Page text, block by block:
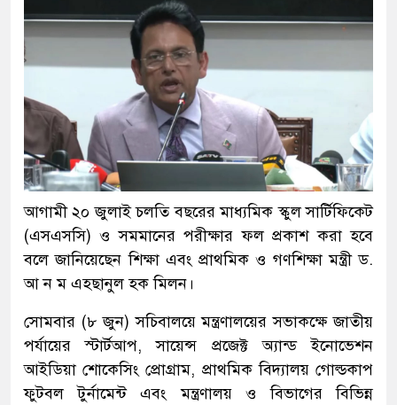
আগামী ২০ জুলাই চলতি বছরের মাধ্যমিক স্কুল সার্টিফিকেট
(এসএসসি) ও সমমানের পরীক্ষার ফল প্রকাশ করা হবে
বলে জানিয়েছেন শিক্ষা এবং প্রাথমিক ও গণশিক্ষা মন্ত্রী ড.
আ ন ম এহছানুল হক মিলন।
সোমবার (৮ জুন) সচিবালয়ে মন্ত্রণালয়ের সভাকক্ষে জাতীয়
পর্যায়ের স্টার্টআপ, সায়েন্স প্রজেক্ট অ্যান্ড ইনোভেশন
আইডিয়া শোকেসিং প্রোগ্রাম, প্রাথমিক বিদ্যালয় গোল্ডকাপ
ফুটবল টুর্নামেন্ট এবং মন্ত্রণালয় ও বিভাগের বিভিন্ন